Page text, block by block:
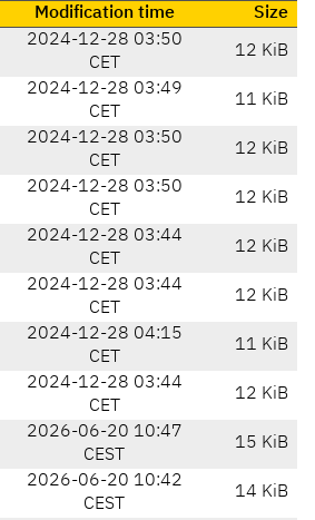
Modification time
Size
2024-12-28 03:50
CET
12 KiB
2024-12-28 03:49
CET
11 KiB
2024-12-28 03:50
CET
12 KiB
2024-12-28 03:50
CET
12 KiB
2024-12-28 03:44
CET
12 KiB
2024-12-28 03:44
CET
12 KiB
2024-12-28 04:15
CET
11 KiB
2024-12-28 03:44
CET
12 KiB
2026-06-20 10:47
CEST
15 KiB
2026-06-20 10:42
CEST
14 KiB